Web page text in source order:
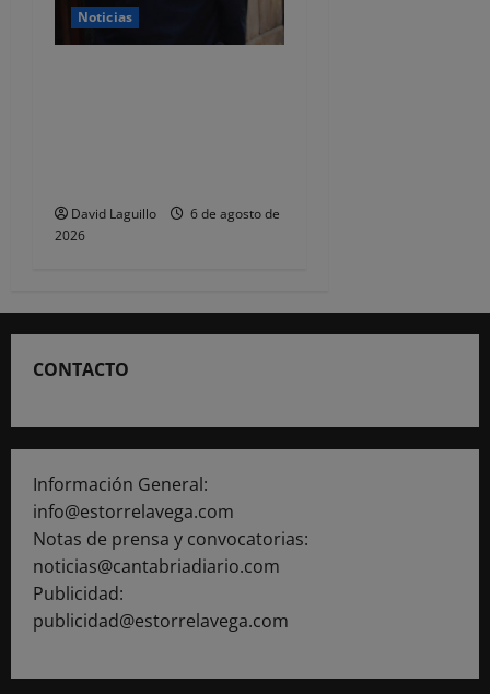
Noticias
David Laguillo
6 de agosto de
2026
CONTACTO
Información General:
info@estorrelavega.com
Notas de prensa y convocatorias:
noticias@cantabriadiario.com
Publicidad:
publicidad@estorrelavega.com